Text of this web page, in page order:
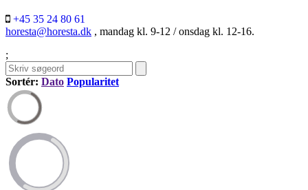
+45 35 24 80 61
horesta@horesta.dk , mandag kl. 9-12 / onsdag kl. 12-16.
;
Sortér: Dato Popularitet